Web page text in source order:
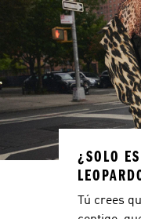
¿SOLO
Tú crees